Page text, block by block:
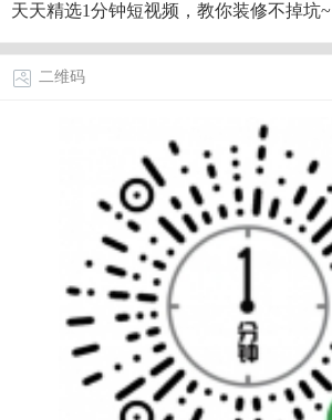
天天精选1分钟短视频，教你装修不掉坑~
二维码